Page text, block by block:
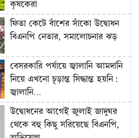
কৃষকেরা
ফিতা কেটে বাঁশের সাঁকো উদ্বোধন
বিএনপি নেতার, সমালোচনার ঝড়
বেসরকারি পর্যায়ে জ্বালানি আমদানি
নিয়ে এখনো চূড়ান্ত সিদ্ধান্ত হয়নি:
জ্বালানি…
উদ্বোধনের আগেই জুলাই জাদুঘর
থেকে বহু কিছু সরিয়েছে বিএনপি,